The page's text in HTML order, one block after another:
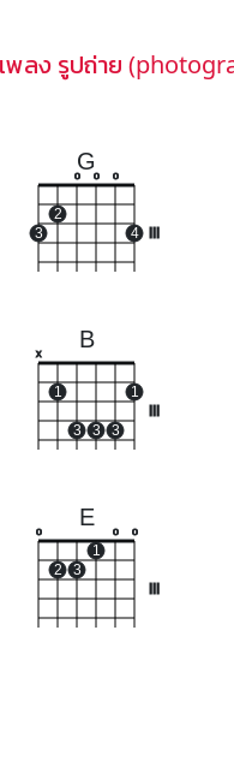
พลง รูปถ่าย
G
3
2
o o o
4
B
x
1
3 3 3
1
E
o
2 3
1
o o